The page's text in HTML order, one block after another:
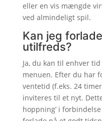
eller en vis mængde
ved almindeligt spil.
Kan jeg
utilfreds?
Ja, du kan til enhver
menuen. Efter du har
ventetid (f.eks. 24
inviteres til et nyt.
hoppning’ i